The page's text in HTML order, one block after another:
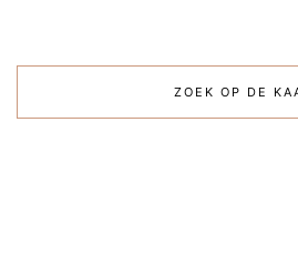
ZOEK OP DE